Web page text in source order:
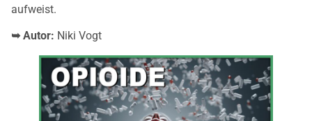
aufweist.
➥ Autor: Niki Vogt